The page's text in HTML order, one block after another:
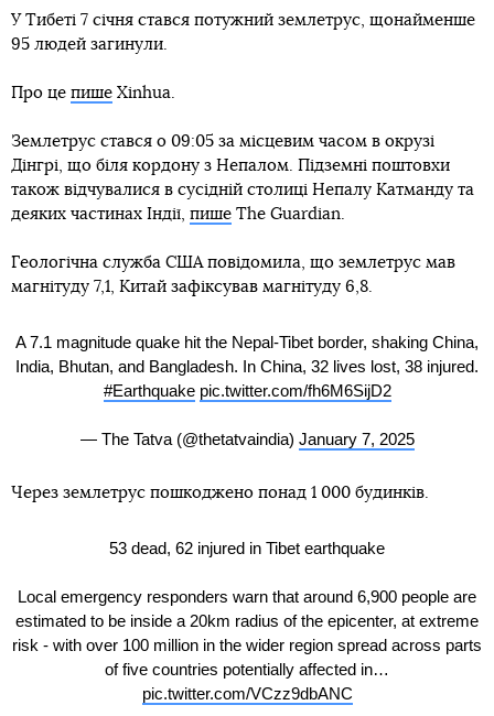
У Тибеті 7 січня стався потужний землетрус, щонайменше
95 людей загинули.
Про це пише Xinhua.
Землетрус стався о 09:05 за місцевим часом в окрузі
Дінгрі, що біля кордону з Непалом. Підземні поштовхи
також відчувалися в сусідній столиці Непалу Катманду та
деяких частинах Індії, пише The Guardian.
Геологічна служба США повідомила, що землетрус мав
магнітуду 7,1, Китай зафіксував магнітуду 6,8.
A 7.1 magnitude quake hit the Nepal-Tibet border, shaking China,
India, Bhutan, and Bangladesh. In China, 32 lives lost, 38 injured.
#Earthquake pic.twitter.com/fh6M6SijD2
— The Tatva (@thetatvaindia) January 7, 2025
Через землетрус пошкоджено понад 1 000 будинків.
53 dead, 62 injured in Tibet earthquake
Local emergency responders warn that around 6,900 people are
estimated to be inside a 20km radius of the epicenter, at extreme
risk - with over 100 million in the wider region spread across parts
of five countries potentially affected in…
pic.twitter.com/VCzz9dbANC